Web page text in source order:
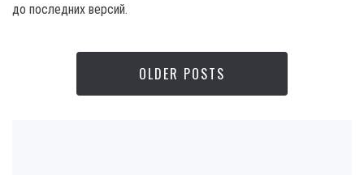
до последних версий.
OLDER POSTS